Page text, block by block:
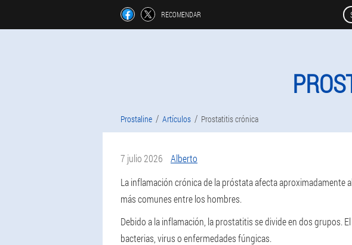
RECOMENDAR
Prostaline Artículos Prostatitis crónica
7 julio 2026
Alberto
La inflamación crónica de la próstata afecta aproximadamente
más comunes entre los hombres.
Debido a la inflamación, la prostatitis se divide en dos grupos.
bacterias, virus o enfermedades fúngicas.